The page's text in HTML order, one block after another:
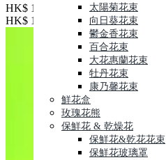
太陽菊花束
向日葵花束
鬱金香花束
百合花束
大花惠蘭花束
牡丹花束
康乃馨花束
鮮花盒
玫瑰花熊
保鮮花 & 乾燥花
保鮮花&乾花花束
保鮮花玻璃罩
HK$ 1099
HK$ 1099